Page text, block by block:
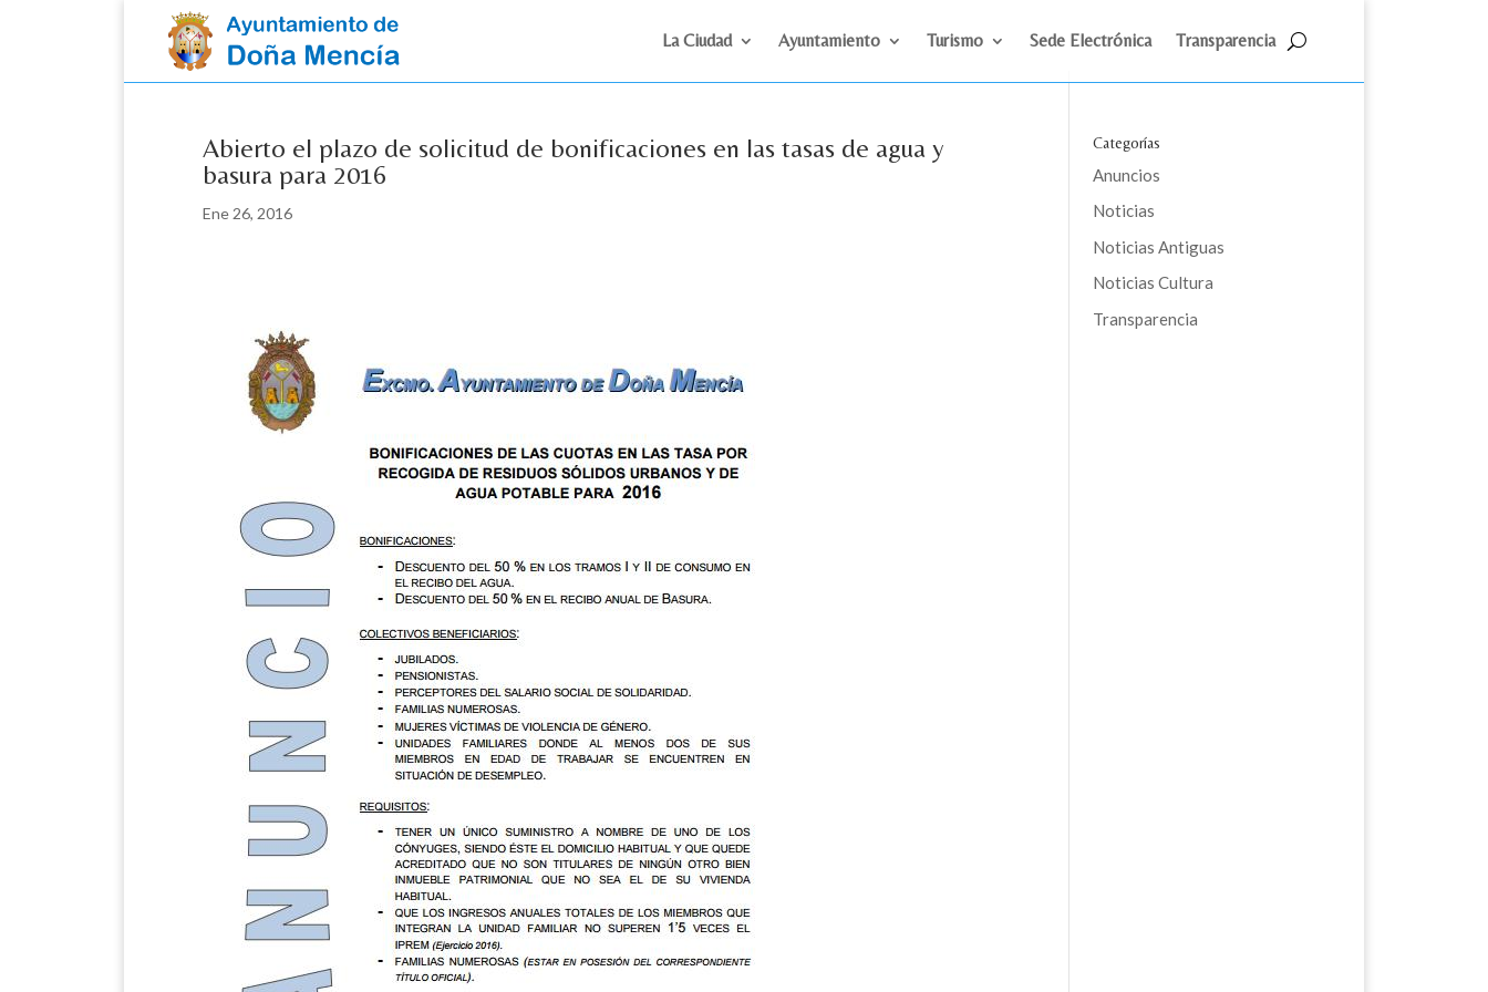
La Ciudad Ayuntamiento Turismo Sede Electrónica Transparencia
Abierto el plazo de solicitud de bonificaciones en las tasas de agua y
basura para 2016
Ene 26, 2016
Categorías
Anuncios
Noticias
Noticias Antiguas
Noticias Cultura
Transparencia